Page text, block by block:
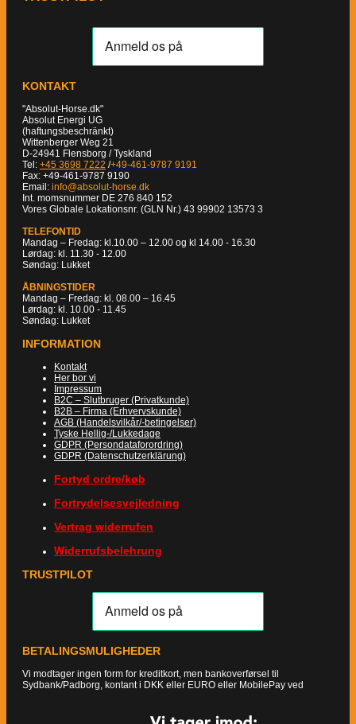
KONTAKT
"Absolut-Horse.dk"
Absolut Energi UG
(haftungsbeschränkt)
Wittenberger Weg 21
D-24941 Flensborg / Tyskland
Tel: +45 3698 7222 /+49-461-9787 9191
Fax: +49-461-9787 9190
Email: info@absolut-horse.dk
Int. momsnummer DE 276 840 152
Vores Globale Lokationsnr. (GLN Nr.) 43 99902 13573 3
TELEFONTID
Mandag – Fredag: kl.10.00 – 12.00 og kl 14.00 - 16.30
Lørdag: kl. 11.30 - 12.00
Søndag: Lukket
ÅBNINGSTIDER
Mandag – Fredag: kl. 08.00 – 16.45
Lørdag: kl. 10.00 - 11.45
Søndag: Lukket
INFORMATION
Kontakt
Her bor vi
Impressum
B2C – Slutbruger (Privatkunde)
B2B – Firma (Erhvervskunde)
AGB (Handelsvilkår/-betingelser)
Tyske Hellig-/Lukkedage
GDPR (Persondataforordring)
GDPR (Datenschutzerklärung)
Fortyd ordre/køb
Fortrydelsesvejledning
Vertrag widerrufen
Widerrufsbelehrung
TRUSTPILOT
BETALINGSMULIGHEDER
Vi modtager ingen form for kreditkort, men bankoverførsel til
Sydbank/Padborg, kontant i DKK eller EURO eller MobilePay ved